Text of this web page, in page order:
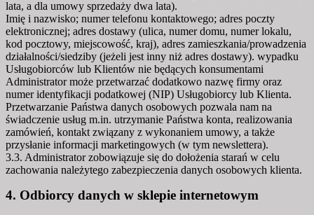
lata, a dla umowy sprzedaży dwa lata).
Imię i nazwisko; numer telefonu kontaktowego; adres poczty
elektronicznej; adres dostawy (ulica, numer domu, numer lokalu,
kod pocztowy, miejscowość, kraj), adres zamieszkania/prowadzenia
działalności/siedziby (jeżeli jest inny niż adres dostawy). wypadku
Usługobiorców lub Klientów nie będących konsumentami
Administrator może przetwarzać dodatkowo nazwę firmy oraz
numer identyfikacji podatkowej (NIP) Usługobiorcy lub Klienta.
Przetwarzanie Państwa danych osobowych pozwala nam na
świadczenie usług m.in. utrzymanie Państwa konta, realizowania
zamówień, kontakt związany z wykonaniem umowy, a także
przysłanie informacji marketingowych (w tym newslettera).
3.3. Administrator zobowiązuje się do dołożenia starań w celu
zachowania należytego zabezpieczenia danych osobowych klienta.
4. Odbiorcy danych w sklepie internetowym